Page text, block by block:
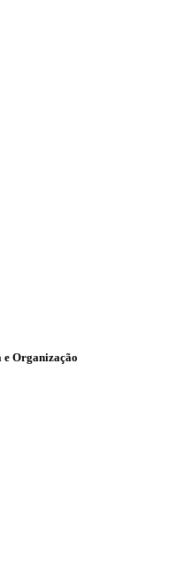
e Organização